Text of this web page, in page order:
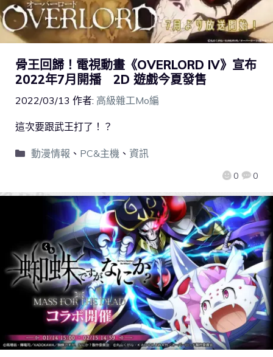
骨王回歸！電視動畫《OVERLORD IV》宣布
2022年7月開播 2D 遊戲今夏發售
2022/03/13 作者: 高級雜工Mo編
0 0
這次要跟武王打了！？
動漫情報 、 PC&主機 、 資訊